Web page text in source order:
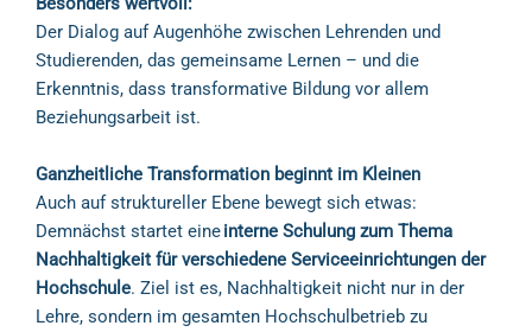
Der Dialog auf Augenhöhe zwischen Lehrenden und
Studierenden, das gemeinsame Lernen – und die
Erkenntnis, dass transformative Bildung vor allem
Beziehungsarbeit ist.
Ganzheitliche Transformation beginnt im Kleinen
Auch auf struktureller Ebene bewegt sich etwas:
Demnächst startet eineinterne Schulung zum Thema
Nachhaltigkeit für verschiedene Serviceeinrichtungen der
Hochschule. Ziel ist es, Nachhaltigkeit nicht nur in der
Lehre, sondern im gesamten Hochschulbetrieb zu